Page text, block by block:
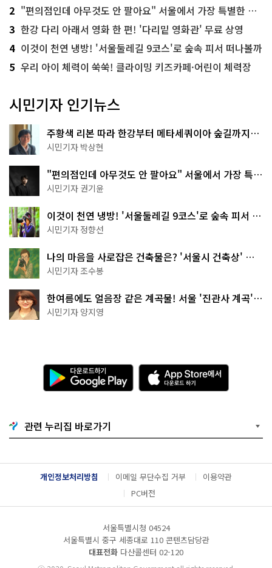
2 "편의점인데 아무것도 안 팔아요" 서울에서 가장 특별한 편의점의 정체
3 한강 다리 아래서 영화 한 편! '다리밑 영화관' 무료 상영
4 이것이 천연 냉방! '서울둘레길 9코스'로 숲속 피서 떠나볼까
5 우리 아이 체력이 쑥쑥! 클라이밍 키즈카페·어린이 체력장
시민기자 인기뉴스
주황색 리본 따라 한강부터 메타세쿼이아 숲길까지…
서울둘레길 15코스
시민기자 박상현
"편의점인데 아무것도 안 팔아요" 서울에서 가장 특별
한 편의점의 정체
시민기자 권기윤
이것이 천연 냉방! '서울둘레길 9코스'로 숲속 피서 떠
나볼까
시민기자 정향선
나의 마음을 사로잡은 건축물은? '서울시 건축상' 수
상작 공개!
시민기자 조수봉
한여름에도 얼음장 같은 계곡물! 서울 '진관사 계곡'이
천국이네~
시민기자 양지영
다
운
로
기
G
o
g
l
e
l
A
p
p
e
서
다
운
드
관련 누리집 바로가기
개인정보처리방침 이메일 무단수집 거부
이용약관
PC버전
서울특별시청 04524
서울특별시 중구 세종대로 110 콘텐츠담당관
대표전화 다산콜센터 02-120